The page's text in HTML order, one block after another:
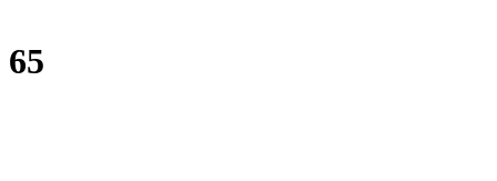
65